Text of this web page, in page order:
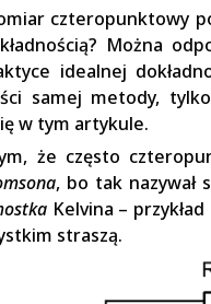
czteropunktowy
Można
idealnej
samej metody,
w tym artykule.
że często
, bo tak nazywał
Kelvina – przykład
straszą.